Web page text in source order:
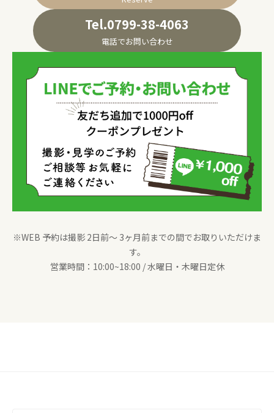
Tel.0799-38-4063
電話でお問い合わせ
※WEB 予約は撮影 2日前〜 3ヶ月前までの間でお取りいただけま
す。
営業時間：10:00~18:00 / 水曜日・木曜日定休